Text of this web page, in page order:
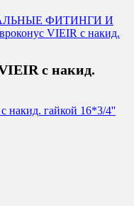
ФИТИНГИ И
VIEIR с накид.
с накид.